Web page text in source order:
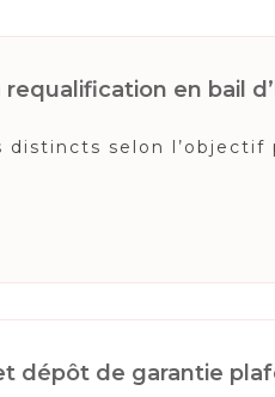
en bail
selon
dépôt de garantie